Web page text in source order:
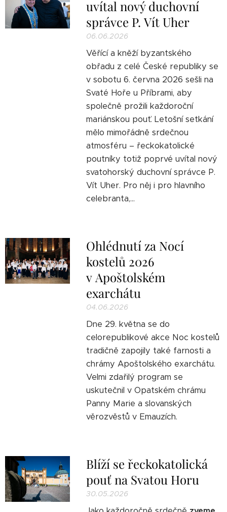
uvítal nový duchovní
správce P. Vít Uher
06.06.2026
Věřící a kněží byzantského
obřadu z celé České republiky se
v sobotu 6. června 2026 sešli na
Svaté Hoře u Příbrami, aby
společně prožili každoroční
mariánskou pouť. Letošní setkání
mělo mimořádně srdečnou
atmosféru – řeckokatolické
poutníky totiž poprvé uvítal nový
svatohorský duchovní správce P.
Vít Uher. Pro něj i pro hlavního
celebranta,...
Ohlédnutí za Nocí
kostelů 2026
v Apoštolském
exarchátu
04.06.2026
Dne 29. května se do
celorepublikové akce Noc kostelů
tradičně zapojily také farnosti a
chrámy Apoštolského exarchátu.
Velmi zdařilý program se
uskutečnil v Opatském chrámu
Panny Marie a slovanských
věrozvěstů v Emauzích.
Blíží se řeckokatolická
pouť na Svatou Horu
30.05.2026